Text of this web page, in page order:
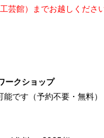
芸館）までお越しください
ークショップ
です（予約不要・無料）